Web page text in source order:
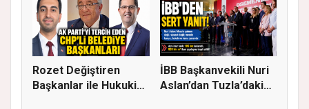
Rozet Değiştiren
Başkanlar ile Hukuki
İBB Başkanvekili Nuri
Aslan’dan Tuzla’daki